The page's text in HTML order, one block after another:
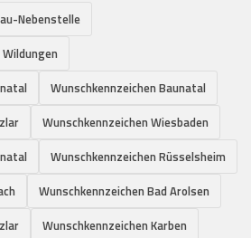
Nebenstelle
Wunschkennzeichen Baunatal
Wunschkennzeichen Wiesbaden
Wunschkennzeichen Rüsselsheim
Wunschkennzeichen Bad Arolsen
Wunschkennzeichen Karben